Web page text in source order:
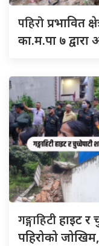
पहिरोप्रभावित
का.म.पा ७
गङ्गाहिटीहाइट र
पहिरोको